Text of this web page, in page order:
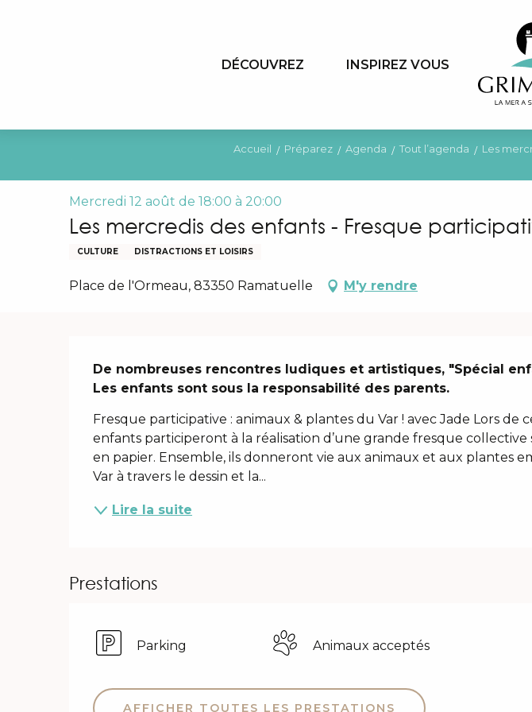
DÉCOUVREZ INSPIREZ VOUS
Accueil Préparez Agenda Tout l’agenda Les
Mercredi 12 août de 18:00 à 20:00
Les mercredis des enfants - Fresque
CULTURE DISTRACTIONS ET LOISIRS
Place de l'Ormeau, 83350 Ramatuelle M'y rendre
Description
De nombreuses rencontres ludiques et artistiques, "Spécial
Les enfants sont sous la responsabilité des parents.
Fresque participative : animaux & plantes du Var ! avec Jade Lors de
enfants participeront à la réalisation d’une grande fresque
en papier. Ensemble, ils donneront vie aux animaux et aux plantes
Var à travers le dessin et la...
Lire la suite
Prestations
Parking Animaux acceptés
AFFICHER TOUTES LES PRESTATIONS